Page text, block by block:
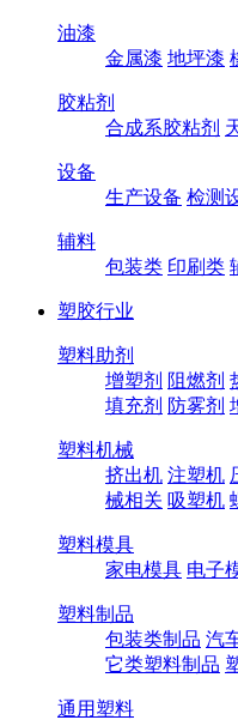
油漆
金属漆 地坪漆
胶粘剂
合成系胶粘剂
设备
生产设备 检测
辅料
包装类 印刷类
塑胶行业
塑料助剂
增塑剂 阻燃剂
填充剂 防雾剂
塑料机械
挤出机 注塑机
械相关 吸塑机
塑料模具
家电模具 电子
塑料制品
包装类制品 汽
它类塑料制品
通用塑料